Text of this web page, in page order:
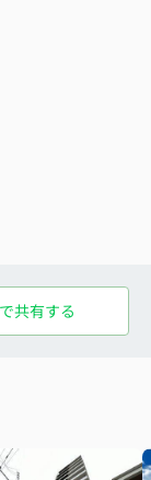
共有する